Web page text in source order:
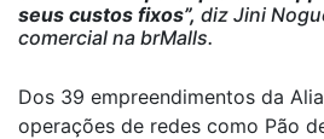
seus custos fixos”, diz Jini
comercial na brMalls.
Dos 39 empreendimentos da
operações de redes como Pão